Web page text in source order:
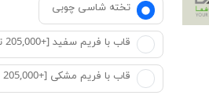
تخته شاسی چوبی
قاب با فریم سفید [+205,000 تومان]
قاب با فریم مشکی [+205,000 تومان]